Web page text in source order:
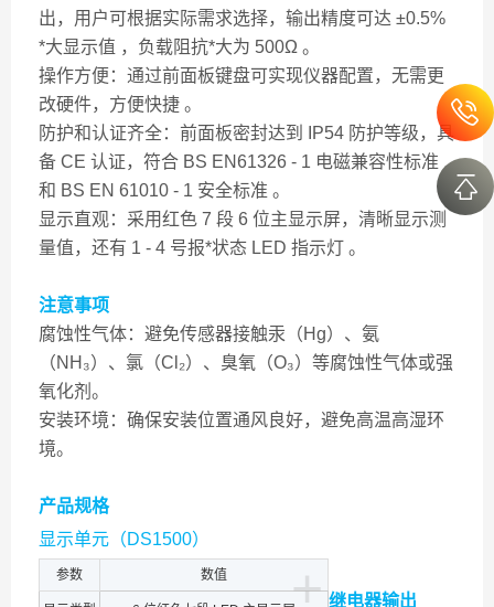
出，用户可根据实际需求选择，输出精度可达 ±0.5%
*大显示值 ，负载阻抗*大为 500Ω 。
操作方便：通过前面板键盘可实现仪器配置，无需更
改硬件，方便快捷 。
防护和认证齐全：前面板密封达到 IP54 防护等级，具
备 CE 认证，符合 BS EN61326 - 1 电磁兼容性标准
和 BS EN 61010 - 1 安全标准 。
显示直观：采用红色 7 段 6 位主显示屏，清晰显示测
量值，还有 1 - 4 号报*状态 LED 指示灯 。
注意事项
腐蚀性气体：避免传感器接触汞（Hg）、氨
（NH₃）、氯（Cl₂）、臭氧（O₃）等腐蚀性气体或强
氧化剂。
安装环境：确保安装位置通风良好，避免高温高湿环
境。
产品规格
显示单元（DS1500）
+
参数 数值
继电器输出